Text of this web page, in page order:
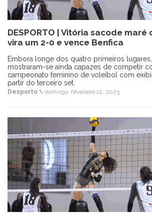
DESPORTO | Vitória sacode
vira um 2-0 e vence Benfica
Embora longe dos quatro primeiros lugares,
mostraram-se ainda capazes de competir
campeonato feminino de voleibol com
partir do terceiro set.
Desporto \ domingo, fevereiro 12, 2023